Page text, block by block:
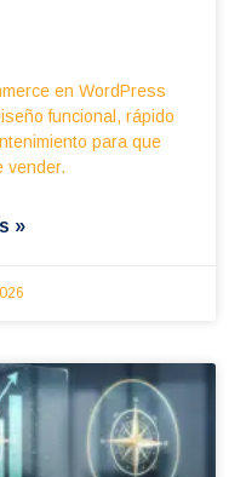
en WordPress
funcional, rápido
para que
vender.
»